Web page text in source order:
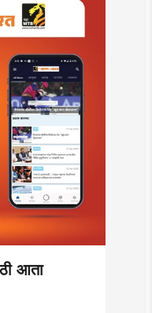
आता